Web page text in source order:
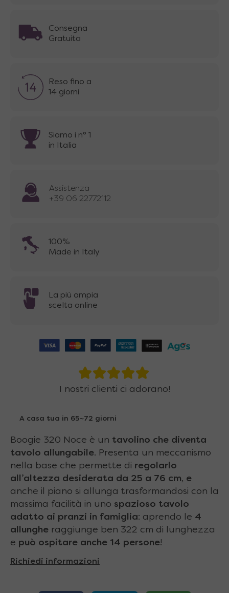
Consegna
Gratuita
Reso fino a
14 giorni
Siamo i n° 1
in Italia
Assistenza
+39 06 22772112
100%
Made in Italy
La più ampia
scelta online
I nostri clienti ci adorano!
A casa tua in 65~72 giorni
Boogie 320 Noce è un tavolino che diventa
tavolo allungabile. Presenta un meccanismo
nella base che permette di regolarlo
all’altezza desiderata da 25 a 76 cm, e
anche il piano si allunga trasformandosi con la
massima facilità in uno spazioso tavolo
adatto ai pranzi in famiglia: aprendo le 4
allunghe raggiunge ben 322 cm di lunghezza
e può ospitare anche 14 persone!
Richiedi informazioni